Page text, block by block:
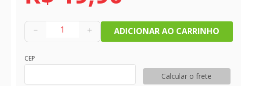
＋
－ ADICIONAR AO CARRINHO
CEP
Calcular o frete